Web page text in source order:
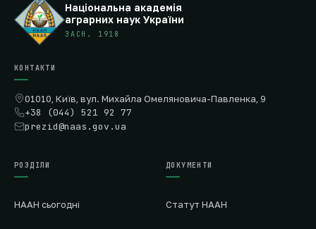
Національна академія
аграрних наук України
ЗАСН. 1918
КОНТАКТИ
01010, Київ, вул. Михайла Омеляновича-Павленка, 9
+38 (044) 521 92 77
prezid@naas.gov.ua
РОЗДІЛИ
НААН сьогодні
ДОКУМЕНТИ
Статут НААН